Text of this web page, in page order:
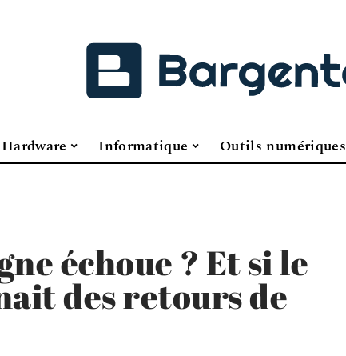
Hardware Informatique Outils numériques
échoue ? Et si le
des retours de